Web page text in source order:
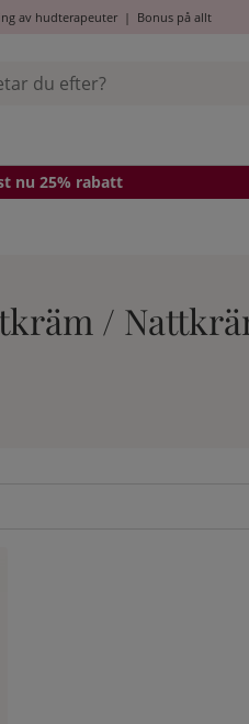
av hudterapeuter| Bonus på allt
nu 25% rabatt
/